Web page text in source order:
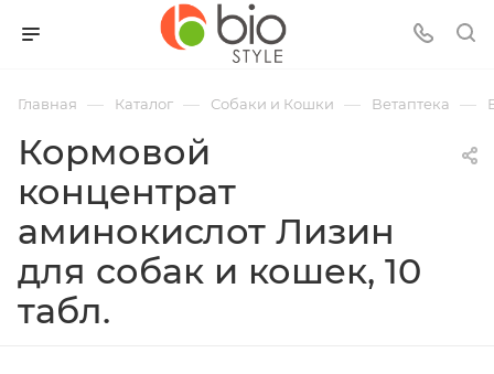
Главная — Каталог — Собаки и Кошки — Ветаптека —
Кормовой
концентрат
аминокислот Лизин
для собак и кошек, 10
табл.